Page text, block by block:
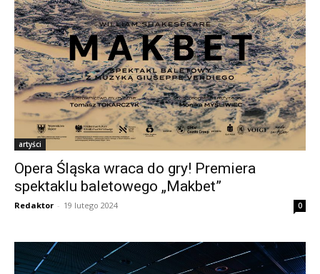
artyści
Opera Śląska wraca do gry! Premiera
spektaklu baletowego „Makbet”
Redaktor - 19 lutego 2024 0